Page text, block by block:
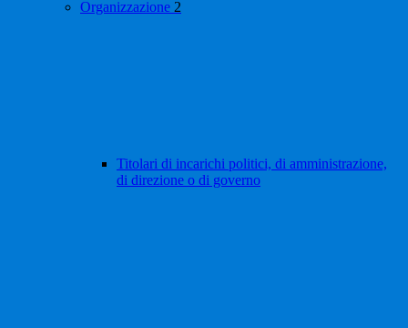
Organizzazione 2
Titolari di incarichi politici, di amministrazione,
di direzione o di governo